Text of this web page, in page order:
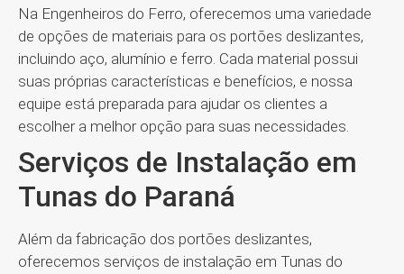
Na Engenheiros do Ferro, oferecemos uma variedade
de opções de materiais para os portões deslizantes,
incluindo aço, alumínio e ferro. Cada material possui
suas próprias características e benefícios, e nossa
equipe está preparada para ajudar os clientes a
escolher a melhor opção para suas necessidades.
Serviços de Instalação em
Tunas do Paraná
Além da fabricação dos portões deslizantes,
oferecemos serviços de instalação em Tunas do